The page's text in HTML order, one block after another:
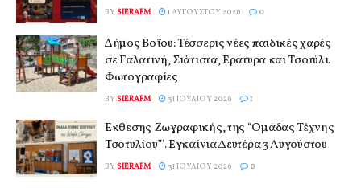
BY SIERAFM 1 ΑΥΓΟΎΣΤΟΥ 2026 0
Δήμος Βοΐου: Τέσσερις νέες παιδικές χαρές
σε Γαλατινή, Σιάτιστα, Εράτυρα και Τσοτύλι.
Φωτογραφίες
BY SIERAFM 31 ΙΟΥΛΊΟΥ 2026 1
Έκθεσης Ζωγραφικής, της “Ομάδας Τέχνης
Τσοτυλίου”‘. Εγκαίνια Δευτέρα 3 Αυγούστου
BY SIERAFM 31 ΙΟΥΛΊΟΥ 2026 0